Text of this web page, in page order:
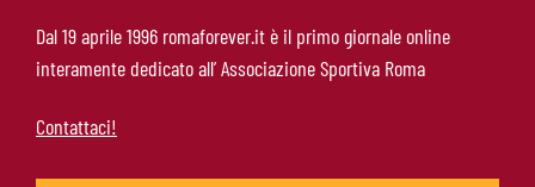
Molina-Roma, arrivo oggi: il passaporto può
sbloccare un altro colpo
Dal 19 aprile 1996 romaforever.it è il primo giornale online
interamente dedicato all’ Associazione Sportiva Roma
Contattaci!